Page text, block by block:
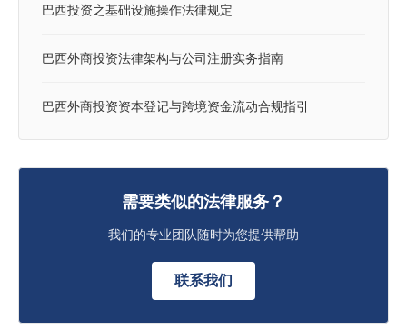
巴西投资之基础设施操作法律规定
巴西外商投资法律架构与公司注册实务指南
巴西外商投资资本登记与跨境资金流动合规指引
需要类似的法律服务？
我们的专业团队随时为您提供帮助
联系我们